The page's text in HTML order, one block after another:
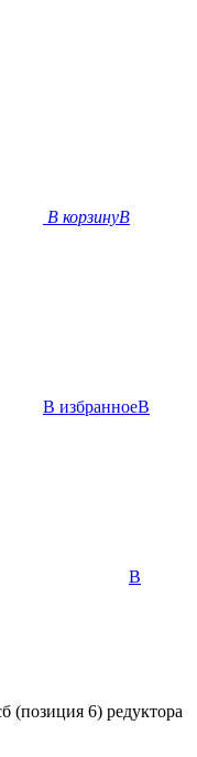
В корзинуВ
В избранноеВ
В
(позиция 6) редуктора